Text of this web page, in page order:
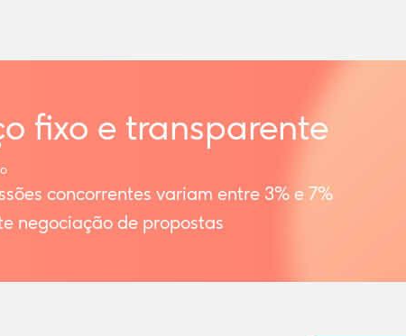
fixo e transparente
concorrentes variam entre 3% e 7%
negociação de propostas